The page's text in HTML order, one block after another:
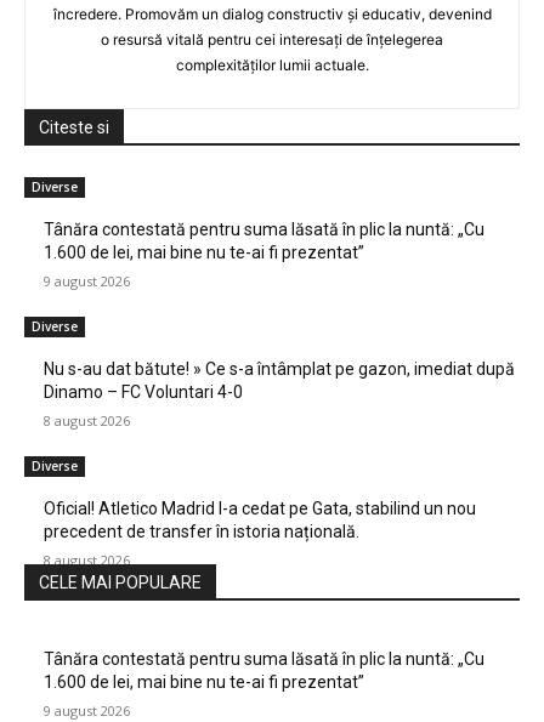
încredere. Promovăm un dialog constructiv și educativ, devenind
o resursă vitală pentru cei interesați de înțelegerea
complexităților lumii actuale.
Citeste si
Diverse
Tânăra contestată pentru suma lăsată în plic la nuntă: „Cu
1.600 de lei, mai bine nu te-ai fi prezentat”
9 august 2026
Diverse
Nu s-au dat bătute! » Ce s-a întâmplat pe gazon, imediat după
Dinamo – FC Voluntari 4-0
8 august 2026
Diverse
Oficial! Atletico Madrid l-a cedat pe Gata, stabilind un nou
precedent de transfer în istoria națională.
8 august 2026
CELE MAI POPULARE
Tânăra contestată pentru suma lăsată în plic la nuntă: „Cu
1.600 de lei, mai bine nu te-ai fi prezentat”
9 august 2026